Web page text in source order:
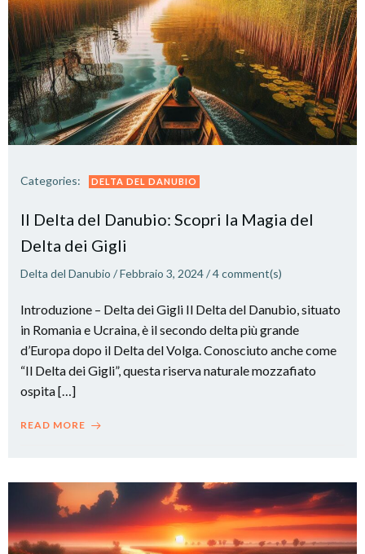
Categories: DELTA DEL DANUBIO
Il Delta del Danubio: Scopri la Magia del
Delta dei Gigli
Delta del Danubio /Febbraio 3, 2024/4comment(s)
Introduzione – Delta dei Gigli Il Delta del Danubio, situato
in Romania e Ucraina, è il secondo delta più grande
d’Europa dopo il Delta del Volga. Conosciuto anche come
“Il Delta dei Gigli”, questa riserva naturale mozzafiato
ospita […]
READ MORE